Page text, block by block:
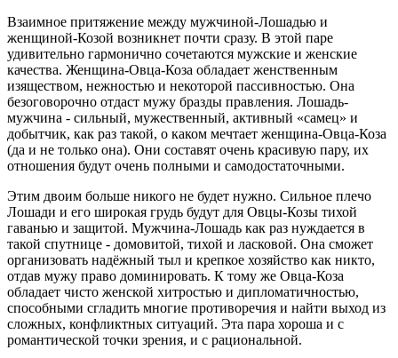
Взаимное притяжение между мужчиной-Лошадью и
женщиной-Козой возникнет почти сразу. В этой паре
удивительно гармонично сочетаются мужские и женские
качества. Женщина-Овца-Коза обладает женственным
изяществом, нежностью и некоторой пассивностью. Она
безоговорочно отдаст мужу бразды правления. Лошадь-
мужчина - сильный, мужественный, активный «самец» и
добытчик, как раз такой, о каком мечтает женщина-Овца-Коза
(да и не только она). Они составят очень красивую пару, их
отношения будут очень полными и самодостаточными.
Этим двоим больше никого не будет нужно. Сильное плечо
Лошади и его широкая грудь будут для Овцы-Козы тихой
гаванью и защитой. Мужчина-Лошадь как раз нуждается в
такой спутнице - домовитой, тихой и ласковой. Она сможет
организовать надёжный тыл и крепкое хозяйство как никто,
отдав мужу право доминировать. К тому же Овца-Коза
обладает чисто женской хитростью и дипломатичностью,
способными сгладить многие противоречия и найти выход из
сложных, конфликтных ситуаций. Эта пара хороша и с
романтической точки зрения, и с рациональной.